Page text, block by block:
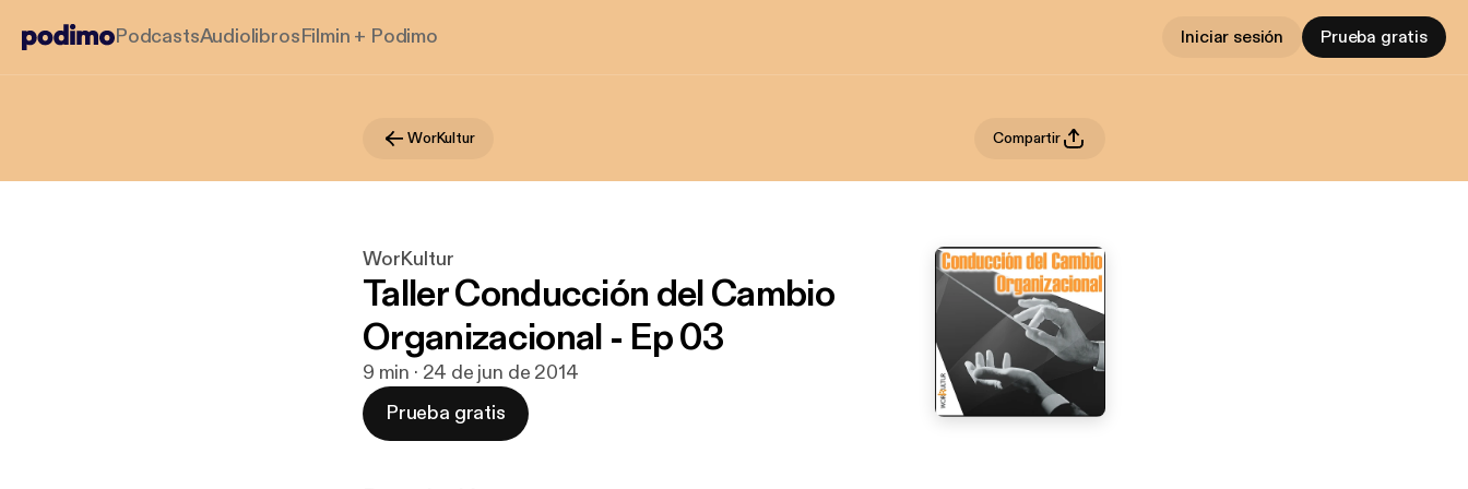
PodcastsAudiolibrosFilmin + Podimo Iniciar sesión Prueba gratis
WorKultur Compartir
WorKultur
Taller Conducción del Cambio
Organizacional - Ep 03
9 min · 24 de jun de 2014
Prueba gratis